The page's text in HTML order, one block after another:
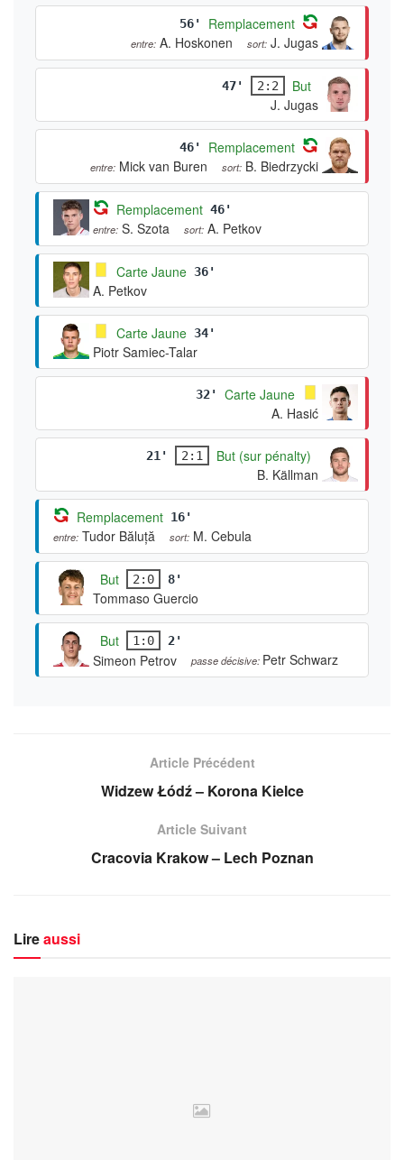
56' Remplacement
entre: A. Hoskonen sort: J. Jugas
47' 2:2
But
J. Jugas
46' Remplacement
entre: Mick van Buren sort: B. Biedrzycki
Remplacement 46'
entre: S. Szota sort: A. Petkov
Carte Jaune 36'
A. Petkov
Carte Jaune 34'
Piotr Samiec-Talar
32'
Carte Jaune
A. Hasić
21' 2:1
But (sur pénalty)
B. Källman
Remplacement 16'
entre: Tudor Băluță sort: M. Cebula
But 2:0 8'
Tommaso Guercio
But 1:0 2'
Simeon Petrov passe décisive: Petr Schwarz
Article Précédent
Widzew Łódź – Korona Kielce
Article Suivant
Cracovia Krakow – Lech Poznan
Lireaussi